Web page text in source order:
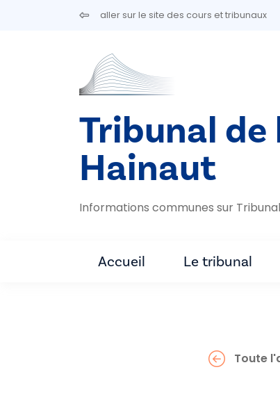
Aller au contenu principalaller sur le site des cours et tribunaux
Tribunal
Hainaut
Informations communes sur
Accueil Le tribunal
Toute